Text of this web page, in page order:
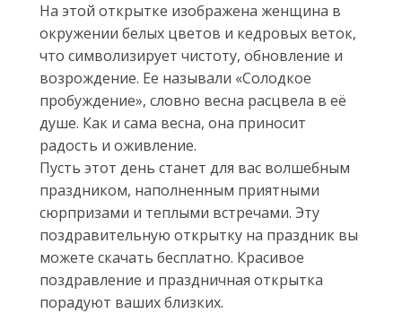
На этой открытке изображена женщина в
окружении белых цветов и кедровых веток,
что символизирует чистоту, обновление и
возрождение. Ее называли «Солодкое
пробуждение», словно весна расцвела в её
душе. Как и сама весна, она приносит
радость и оживление.
Пусть этот день станет для вас волшебным
праздником, наполненным приятными
сюрпризами и теплыми встречами. Эту
поздравительную открытку на праздник вы
можете скачать бесплатно. Красивое
поздравление и праздничная открытка
порадуют ваших близких.